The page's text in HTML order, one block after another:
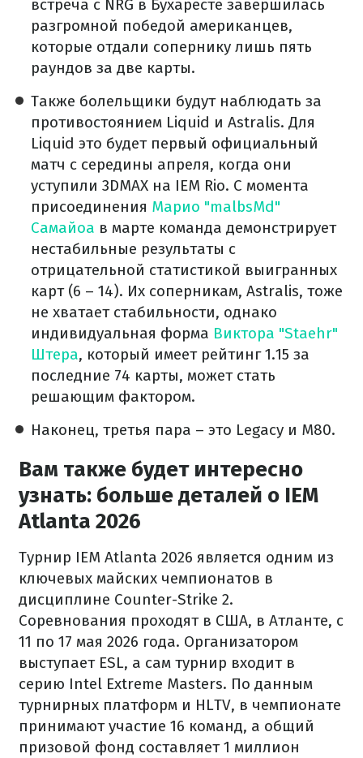
встреча с NRG в Бухаресте завершилась
разгромной победой американцев,
которые отдали сопернику лишь пять
раундов за две карты.
Также болельщики будут наблюдать за
противостоянием Liquid и Astralis. Для
Liquid это будет первый официальный
матч с середины апреля, когда они
уступили 3DMAX на IEM Rio. С момента
присоединения Марио "malbsMd"
Самайоа в марте команда демонстрирует
нестабильные результаты с
отрицательной статистикой выигранных
карт (6 – 14). Их соперникам, Astralis, тоже
не хватает стабильности, однако
индивидуальная форма Виктора "Staehr"
Штера, который имеет рейтинг 1.15 за
последние 74 карты, может стать
решающим фактором.
Наконец, третья пара – это Legacy и M80.
Вам также будет интересно
узнать: больше деталей о IEM
Atlanta 2026
Турнир IEM Atlanta 2026 является одним из
ключевых майских чемпионатов в
дисциплине Counter-Strike 2.
Соревнования проходят в США, в Атланте, с
11 по 17 мая 2026 года. Организатором
выступает ESL, а сам турнир входит в
серию Intel Extreme Masters. По данным
турнирных платформ и HLTV, в чемпионате
принимают участие 16 команд, а общий
призовой фонд составляет 1 миллион